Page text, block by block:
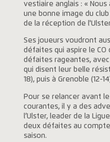
vestiaire anglais : «
une bonne image du
de la réception de
Ses joueurs voudront
défaites qui aspire le CO
défaites rageantes,
qui disent leur belle
18), puis à Grenoble (12-
Pour se relancer avant
courantes, il y a des
l’Ulster, leader de la
deux défaites au
saison.